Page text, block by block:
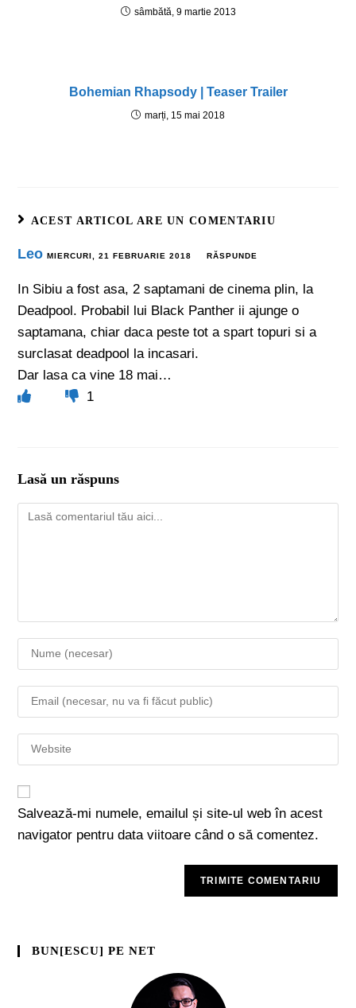
sâmbătă, 9 martie 2013
Bohemian Rhapsody | Teaser Trailer
marți, 15 mai 2018
ACEST ARTICOL ARE UN COMENTARIU
Leo MIERCURI, 21 FEBRUARIE 2018 RĂSPUNDE
In Sibiu a fost asa, 2 saptamani de cinema plin, la
Deadpool. Probabil lui Black Panther ii ajunge o
saptamana, chiar daca peste tot a spart topuri si a
surclasat deadpool la incasari.
Dar lasa ca vine 18 mai…
1
Lasă un răspuns
Salvează-mi numele, emailul și site-ul web în acest
navigator pentru data viitoare când o să comentez.
BUN[ESCU] PE NET